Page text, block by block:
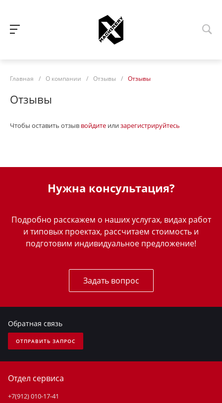
Главная / О компании / Отзывы / Отзывы
Отзывы
Чтобы оставить отзыв войдите илизарегистрируйтесь
Нужна консультация?
Подробно расскажем о наших услугах, видах работ
и типовых проектах, рассчитаем стоимость и
подготовим индивидуальное предложение!
Задать вопрос
Обратная связь
ОТПРАВИТЬ ЗАПРОС
Отдел сервиса
+7(912) 010-17-41